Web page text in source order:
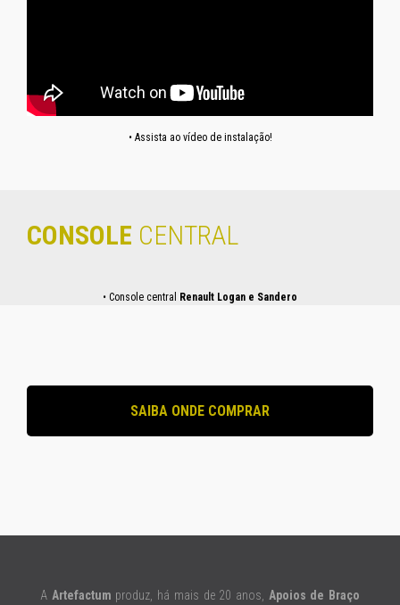
• Assista ao vídeo de instalação!
CONSOLE CENTRAL
• Console central Renault Logan e Sandero
SAIBA ONDE COMPRAR
A Artefactum produz, há mais de 20 anos, Apoios de Braço